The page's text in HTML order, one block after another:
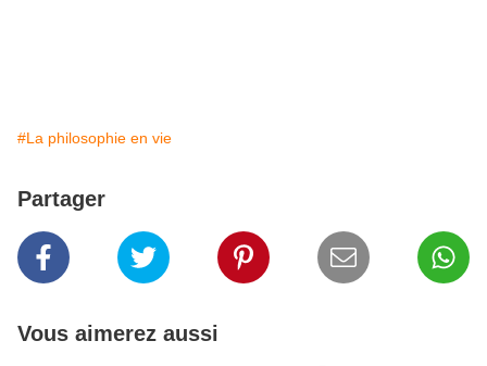
#La philosophie en vie
Partager
Vous aimerez aussi